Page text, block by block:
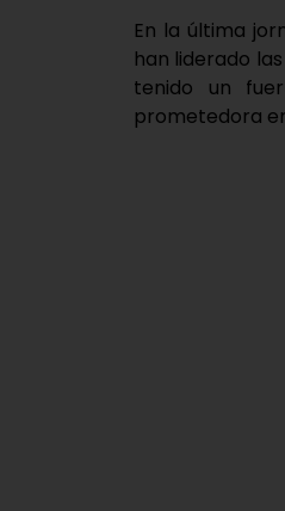
En la última
han liderado
tenido un
prometedora